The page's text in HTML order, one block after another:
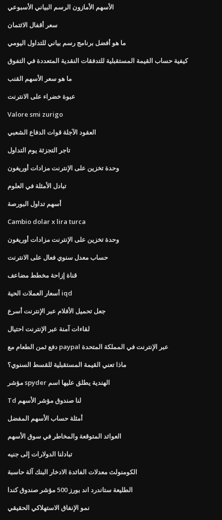
الأسهم الأمازون الرسم البياني الأسبوعي
سعر أقفال الائتمان
ما هو أفضل برنامج رسم بياني للتداول اليومي
كيفية حساب القيمة المستقبلية للتدفقات النقدية المتعددة في التفوق
ما هو سعر الأسهم القنب
عبوة خضراء على الانترنت
Valore smi zurigo
العقود الآجلة قوات الدفاع الشعبي
تاجر التجزئة يوم التداول
وحدة تخزين على الإنترنت مزادات أوريغون
تبادل الأمثلة في العلوم
أسهم تداول البورصة
Cambio dolar x lira turca
وحدة تخزين على الإنترنت مزادات أوريغون
حساب معدل سنوي فعال على الانترنت
قناة إزاحة مخطط مضاعف
أسعار العملات الحية iqd
جعل تحميل الأفلام عبر الإنترنت أسرع
لقاءات آمنة عبر الإنترنت احتيال
دفع ثمن الطعام مع paypal عبر الإنترنت في المملكة المتحدة
ماذا تعني القيمة المستقبلية للقسط السنوي؟
مؤشر spyder الهندية يطلق عليها اسم
Td لنا صندوق مؤشر الأسهم
أمثلة حساب الأسهم المفضل
العوائد المتوقعة والمخاطر في سوق الأسهم
تبادلنا الدولارات إلى جنيه
الكومنولث معدلات الفائدة الادخار البنك آلة حاسبة
الطليعة ستاندرد اند بورز 500 مؤشر صندوق كندا
نمو الإنفاق الاستهلاكي الحقيقي